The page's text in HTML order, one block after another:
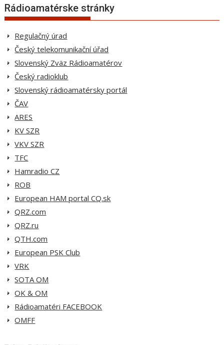
Rádioamatérske stránky
Regulačný úrad
Český telekomunikační úřad
Slovenský Zväz Rádioamatérov
Český radioklub
Slovenský rádioamatérsky portál
ČAV
ARES
KV SZR
VKV SZR
TFC
Hamradio CZ
ROB
European HAM portal CQ.sk
QRZ.com
QRZ.ru
QTH.com
European PSK Club
VRK
SOTA OM
OK & OM
Rádioamatéri FACEBOOK
OMFF